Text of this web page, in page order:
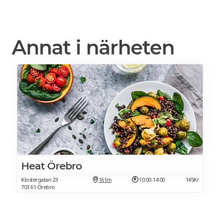
Annat i närheten
Heat Örebro
Klostergatan 23
703 61 Örebro
161m 10:00-14:00 145Kr